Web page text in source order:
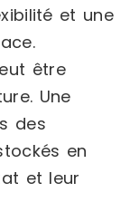
et une
être
Une
des
en
et leur